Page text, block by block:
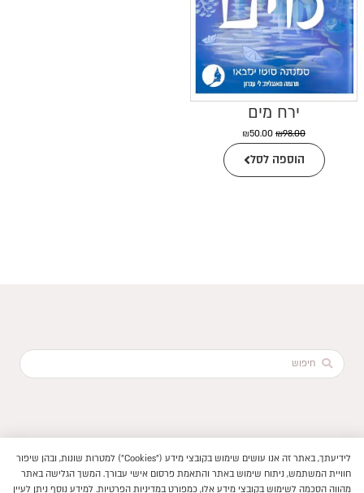
ירח מים
₪98.00
המחיר₪50.00
הנוכחי
הוא:
הוספה לסל
Search
...
תנאי שימוש באתר
הוקם ב ❤ על ידי –לימונדה 2.0
–פיתוח חנויות ואתרי תוכן
לידיעתך, באתר זה אנו עושים שימוש בקובצי מידע ("Cookies") למטרות שונות, ובהן שיפור
חוויית המשתמש, ניתוח שימוש באתר והתאמת פרסום אישי עבורך. המשך הגלישה באתר
מהווה הסכמה לשימוש בקובצי מידע אלו, כמפורט במדיניות הפרטיות. למידע נוסף ניתן לעיין